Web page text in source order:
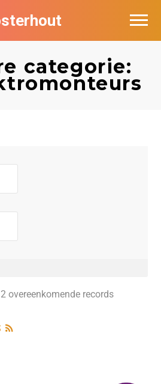
categorie:
overeenkomende records